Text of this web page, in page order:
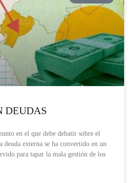
DEUDAS
en el que debe debatir sobre el
externa se ha convertido en un
para tapar la mala gestión de los